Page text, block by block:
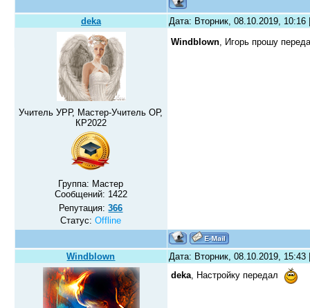
deka Дата: Вторник, 08.10.2019,
Учитель УРР, Мастер-Учитель ОР,
КР2022
Группа: Мастер
Сообщений: 1422
Репутация:366
Статус:Offline
Windblown, Игорь прошу
Windblown Дата: Вторник, 08.10.2019,
deka , Настройку передал